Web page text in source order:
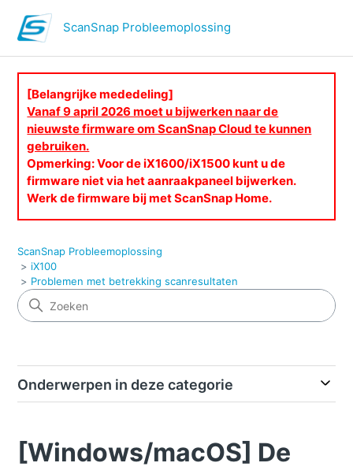
ScanSnap Probleemoplossing
[Belangrijke mededeling]
Vanaf 9 april 2026 moet u bijwerken naar de
nieuwste firmware om ScanSnap Cloud te kunnen
gebruiken.
Opmerking: Voor de iX1600/iX1500 kunt u de
firmware niet via het aanraakpaneel bijwerken.
Werk de firmware bij met ScanSnap Home.
ScanSnap Probleemoplossing
iX100
Problemen met betrekking scanresultaten
Onderwerpen in deze categorie
[Windows/macOS] De